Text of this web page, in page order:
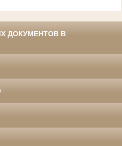
ДОКУМЕНТОВ В